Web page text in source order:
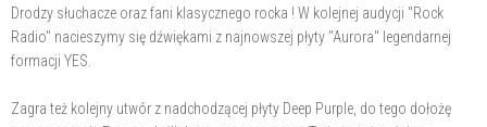
Drodzy słuchacze oraz fani klasycznego rocka ! W kolejnej audycji "Rock
Radio" nacieszymy się dźwiękami z najnowszej płyty "Aurora" legendarnej
formacji YES.
Zagra też kolejny utwór z nadchodzącej płyty Deep Purple, do tego dołożę